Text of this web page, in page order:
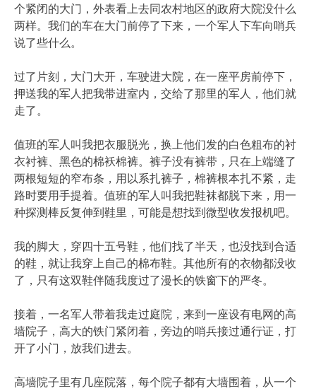
个紧闭的大门，外表看上去同农村地区的政府大院没什么
两样。我们的车在大门前停了下来，一个军人下车向哨兵
说了些什么。
过了片刻，大门大开，车驶进大院，在一座平房前停下，
押送我的军人把我带进室内，交给了那里的军人，他们就
走了。
值班的军人叫我把衣服脱光，换上他们发的白色粗布的衬
衣衬裤、黑色的棉袄棉裤。裤子没有裤带，只在上端缝了
两根短短的窄布条，用以系扎裤子，棉裤根本扎不紧，走
路时要用手提着。值班的军人叫我把鞋袜都脱下来，用一
种探测棒反复伸到鞋里，可能是想找到微型收发报机吧。
我的脚大，穿四十五号鞋，他们找了半天，也没找到合适
的鞋，就让我穿上自己的棉布鞋。其他所有的衣物都没收
了，只有这双鞋伴随我度过了漫长的铁窗下的严冬。
接着，一名军人带着我走过庭院，来到一座设有电网的高
墙院子，高大的铁门紧闭着，旁边的哨兵接过通行证，打
开了小门，放我们进去。
高墙院子里有几座院落，每个院子都有大墙围着，从一个